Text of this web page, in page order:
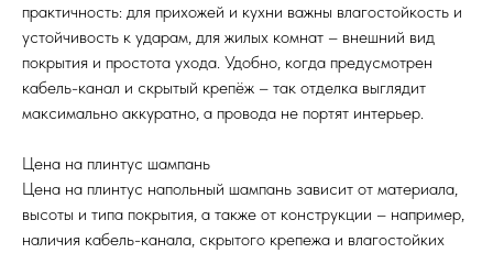
практичность: для прихожей и кухни важны влагостойкость и
устойчивость к ударам, для жилых комнат – внешний вид
покрытия и простота ухода. Удобно, когда предусмотрен
кабель-канал и скрытый крепёж – так отделка выглядит
максимально аккуратно, а провода не портят интерьер.
Цена на плинтус шампань
Цена на плинтус напольный шампань зависит от материала,
высоты и типа покрытия, а также от конструкции – например,
наличия кабель-канала, скрытого крепежа и влагостойких